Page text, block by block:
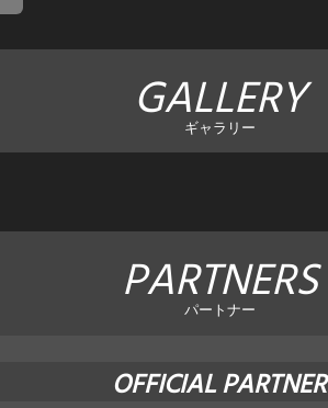
GALLERY
ギャラリー
PARTNERS
パートナー
OFFICIAL PARTNER